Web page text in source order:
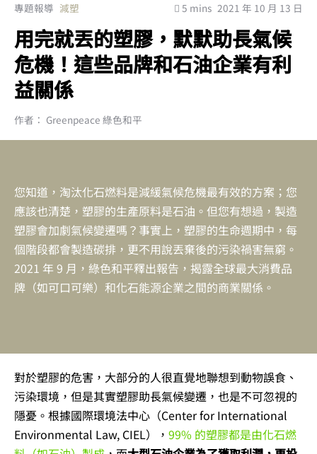
專題報導 減塑 5 mins 2021 年 10 月 13 日
用完就丟的塑膠，默默助長氣候
危機！這些品牌和石油企業有利
益關係
作者： Greenpeace 綠色和平
您知道，淘汰化石燃料是減緩氣候危機最有效的方案；您
應該也清楚，塑膠的生產原料是石油。但您有想過，製造
塑膠會加劇氣候變遷嗎？事實上，塑膠的生命週期中，每
個階段都會製造碳排，更不用說丟棄後的污染禍害無窮。
2021 年 9 月，綠色和平釋出報告，揭露全球最大消費品
牌（如可口可樂）和化石能源企業之間的商業關係。
對於塑膠的危害，大部分的人很直覺地聯想到動物誤食、
污染環境，但是其實塑膠助長氣候變遷，也是不可忽視的
隱憂。根據國際環境法中心（Center for International
Environmental Law, CIEL）， 99% 的塑膠都是由化石燃